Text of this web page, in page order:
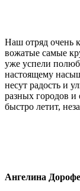
Наш отряд очень
вожатые самые
уже успели
настоящему
несут радость и
разных городов
быстро летит,
Ангелина